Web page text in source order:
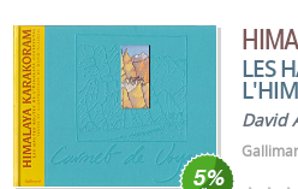
LES
David